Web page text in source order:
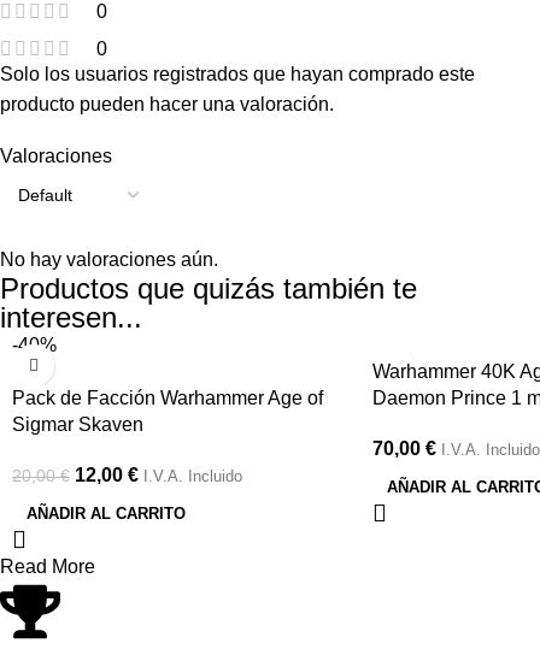
0
0
Valoraciones
No hay valoraciones aún.
Solo los usuarios registrados que hayan comprado este
producto pueden hacer una valoración.
Productos que quizás también te
interesen...
-40%
Pack de Facción Warhammer Age of
Sigmar Skaven
20,00€ 12,00 € I.V.A. Incluido
AÑADIR AL CARRITO
Warhammer 40K
Daemon Prince 1
70,00 € I.V.A. Incluido
AÑADIR AL
Read More